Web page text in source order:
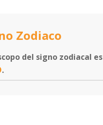
Zodiaco
del signo zodiacal es
.